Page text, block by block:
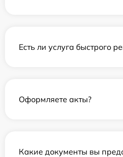
Есть ли услуга быстрого
Оформляете акты?
Какие документы вы